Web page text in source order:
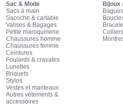
Sac & Mode
Sacs à main
Sacoche & cartable
Valises & Bagages
Petite maroquinerie
Chaussures homme
Chaussures femme
Ceintures
Foulards & cravates
Lunettes
Briquets
Stylos
Vestes et manteaux
Autres vêtements &
accessoires
Bijoux
Bagues